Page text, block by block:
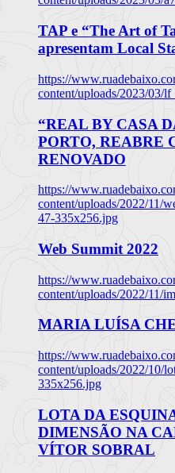
TAP e “The Art of
apresentam Local
https://
content/uploads/2023/03/
“REAL BY CASA
PORTO, REABRE
RENOVADO
https://
content/uploads/2022/11/
47-335x256.jpg
Web Summit 2022
https://
content/uploads/2022/11/
MARIA LUÍSA
https://
content/uploads/2022/10/
335x256.jpg
LOTA DA
DIMENSÃO NA
VÍTOR SOBRAL